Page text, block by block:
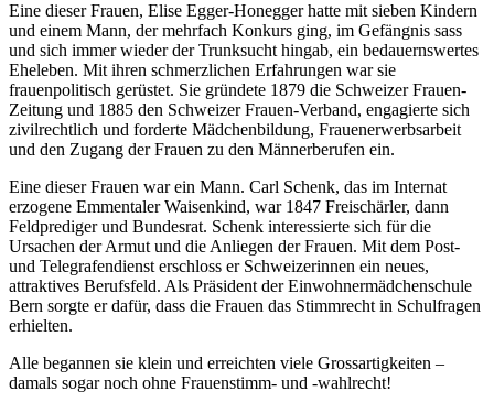
Eine dieser Frauen, Elise Egger-Honegger hatte mit sieben Kindern
und einem Mann, der mehrfach Konkurs ging, im Gefängnis sass
und sich immer wieder der Trunksucht hingab, ein bedauernswertes
Eheleben. Mit ihren schmerzlichen Erfahrungen war sie
frauenpolitisch gerüstet. Sie gründete 1879 die Schweizer Frauen-
Zeitung und 1885 den Schweizer Frauen-Verband, engagierte sich
zivilrechtlich und forderte Mädchenbildung, Frauenerwerbsarbeit
und den Zugang der Frauen zu den Männerberufen ein.
Eine dieser Frauen war ein Mann. Carl Schenk, das im Internat
erzogene Emmentaler Waisenkind, war 1847 Freischärler, dann
Feldprediger und Bundesrat. Schenk interessierte sich für die
Ursachen der Armut und die Anliegen der Frauen. Mit dem Post-
und Telegrafendienst erschloss er Schweizerinnen ein neues,
attraktives Berufsfeld. Als Präsident der Einwohnermädchenschule
Bern sorgte er dafür, dass die Frauen das Stimmrecht in Schulfragen
erhielten.
Alle begannen sie klein und erreichten viele Grossartigkeiten –
damals sogar noch ohne Frauenstimm- und -wahlrecht!